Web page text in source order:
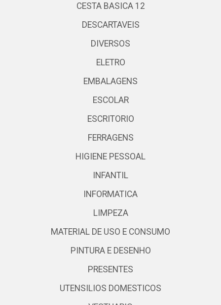
CESTA BASICA 12
DESCARTAVEIS
DIVERSOS
ELETRO
EMBALAGENS
ESCOLAR
ESCRITORIO
FERRAGENS
HIGIENE PESSOAL
INFANTIL
INFORMATICA
LIMPEZA
MATERIAL DE USO E CONSUMO
PINTURA E DESENHO
PRESENTES
UTENSILIOS DOMESTICOS